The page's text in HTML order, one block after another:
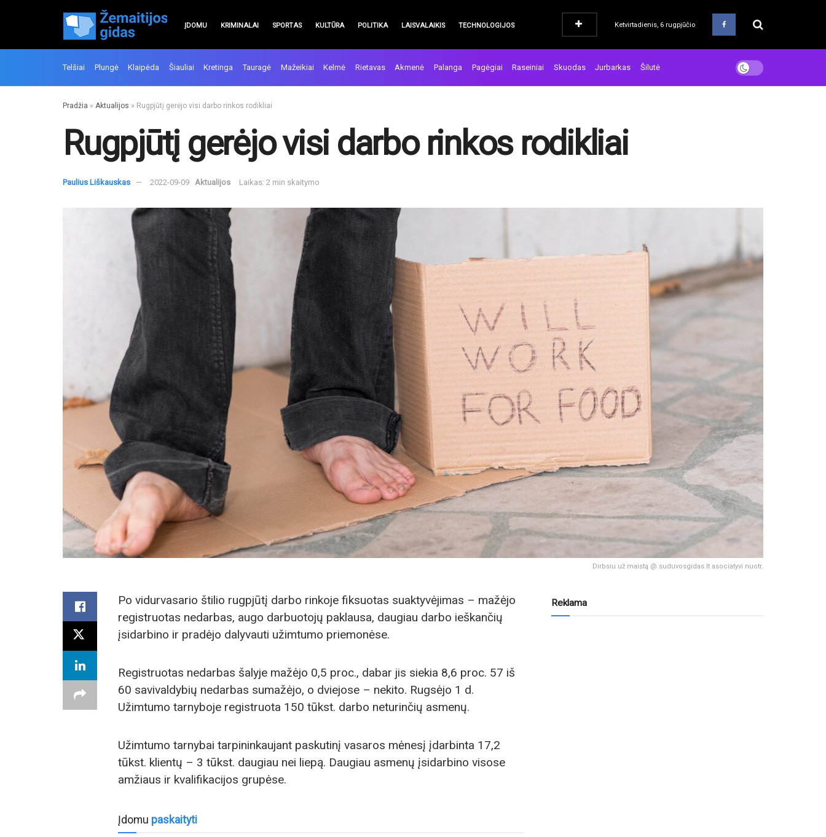
ĮDOMU KRIMINALAI SPORTAS KULTŪRA POLITIKA LAISVALAIKIS TECHNOLOGIJOS Ketvirtadienis, 6 rugpjūčio
Telšiai Plungė Klaipėda Šiauliai Kretinga Tauragė Mažeikiai Kelmė Rietavas Akmenė Palanga Pagėgiai Raseiniai Skuodas Jurbarkas Šilutė
Pradžia » Aktualijos » Rugpjūtį gerėjo visi darbo rinkos rodikliai
Rugpjūtį gerėjo visi darbo rinkos rodikliai
Paulius Liškauskas 2022-09-09 Aktualijos Laikas: 2 min skaitymo
Dirbsiu už maistą @ suduvosgidas.lt asociatyvi nuotr.
Po vidurvasario štilio rugpjūtį darbo rinkoje fiksuotas suaktyvėjimas – mažėjo
registruotas nedarbas, augo darbuotojų paklausa, daugiau darbo ieškančių
įsidarbino ir pradėjo dalyvauti užimtumo priemonėse.
Registruotas nedarbas šalyje mažėjo 0,5 proc., dabar jis siekia 8,6 proc. 57 iš
60 savivaldybių nedarbas sumažėjo, o dviejose – nekito. Rugsėjo 1 d.
Užimtumo tarnyboje registruota 150 tūkst. darbo neturinčių asmenų.
Užimtumo tarnybai tarpininkaujant paskutinį vasaros mėnesį įdarbinta 17,2
tūkst. klientų – 3 tūkst. daugiau nei liepą. Daugiau asmenų įsidarbino visose
amžiaus ir kvalifikacijos grupėse.
Įdomu paskaityti
Reklama